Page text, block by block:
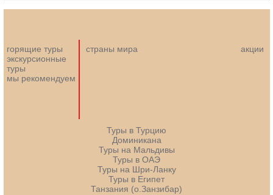
горящие туры
экскурсионные
туры
мы рекомендуем
страны мира акции
Туры в Турцию
Доминикана
Туры на Мальдивы
Туры в ОАЭ
Туры на Шри-Ланку
Туры в Египет
Танзания (о.Занзибар)